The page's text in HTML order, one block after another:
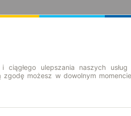
ulepszania naszych usług
zgodę możesz w dowolnym